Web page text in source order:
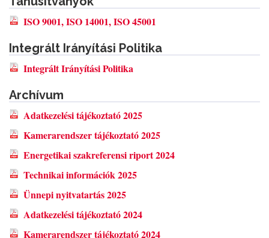
ISO 9001, ISO 14001, ISO 45001
Integrált Irányítási Politika
Integrált Irányítási Politika
Archívum
Adatkezelési tájékoztató 2025
Kamerarendszer tájékoztató 2025
Energetikai szakreferensi riport 2024
Technikai információk 2025
Ünnepi nyitvatartás 2025
Adatkezelési tájékoztató 2024
Kamerarendszer tájékoztató 2024